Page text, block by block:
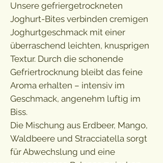
Unsere gefriergetrockneten
Joghurt-Bites verbinden cremigen
Joghurtgeschmack mit einer
überraschend leichten, knusprigen
Textur. Durch die schonende
Gefriertrocknung bleibt das feine
Aroma erhalten – intensiv im
Geschmack, angenehm luftig im
Biss.
Die Mischung aus Erdbeer, Mango,
Waldbeere und Stracciatella sorgt
für Abwechslung und eine